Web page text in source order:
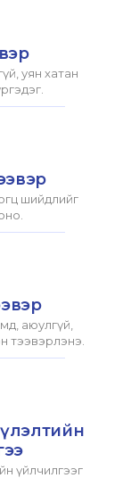
уян хатан
шийдлийг
аюулгүй,
тээвэрлэнэ.
үйлчилгээг